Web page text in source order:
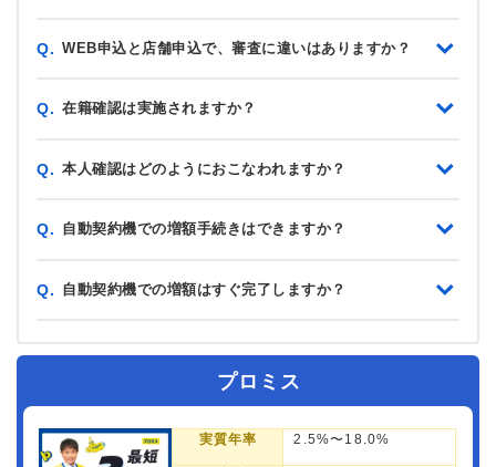
Q. WEB申込と店舗申込で、審査に違いはありますか？
Q. 在籍確認は実施されますか？
Q. 本人確認はどのようにおこなわれますか？
Q. 自動契約機での増額手続きはできますか？
Q. 自動契約機での増額はすぐ完了しますか？
プロミス
実質年率 2.5%〜18.0%